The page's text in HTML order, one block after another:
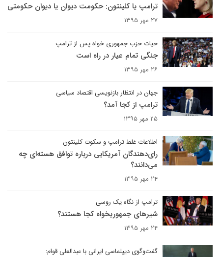
ترامپ یا کلینتون: حکومت دیوان یا دیوان حکومتی
۲۷ مهر ۱۳۹۵
حیات حزب جمهوری خواه پس از ترامپ
جنگی تمام عیار در راه است
۲۶ مهر ۱۳۹۵
جهان در انتظار بازنویسی اقتصاد سیاسی
ترامپ از کجا آمد؟
۲۵ مهر ۱۳۹۵
اطلاعات غلط ترامپ و سکوت کلینتون
رای‌دهندگان آمریکایی درباره توافق هسته‌ای چه
می‌دانند؟
۲۴ مهر ۱۳۹۵
ترامپ از نگاه یک روسی
شیرهای جمهوریخواه کجا هستند؟
۲۴ مهر ۱۳۹۵
گفت‌وگوی دیپلماسی ایرانی با عبدالعلی قوام: